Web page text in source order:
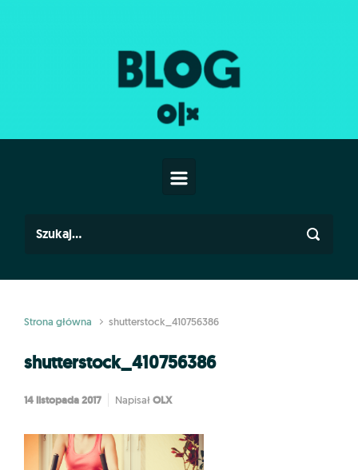
Strona główna shutterstock_410756386
shutterstock_410756386
14 listopada 2017 Napisał OLX